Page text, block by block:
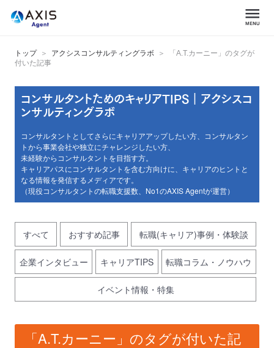
トップ アクシスコンサルティングラボ
「A.T.カーニー」のタグが
付いた記事
コンサルタントためのキャリアTIPS｜アクシスコ
ンサルティングラボ
コンサルタントとしてさらにキャリアアップしたい方、コンサルタン
トから事業会社や独立にチャレンジしたい方、
未経験からコンサルタントを目指す方。
キャリアパスにコンサルタントを含む方向けに、キャリアのヒントと
なる情報を発信するメディアです。
（現役コンサルタントの転職支援数、No1のAXIS Agentが運営）
すべて おすすめ記事 転職(キャリア)事例・体験談
企業インタビュー キャリアTIPS 転職コラム・ノウハウ
イベント情報・特集
「A.T.カーニー」のタグが付いた記